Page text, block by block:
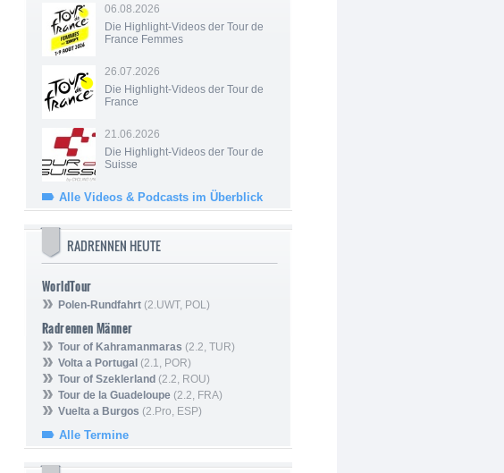
06.08.2026
Die Highlight-Videos der Tour de
France Femmes
26.07.2026
Die Highlight-Videos der Tour de
France
21.06.2026
Die Highlight-Videos der Tour de
Suisse
Alle Videos & Podcasts im Überblick
RADRENNEN HEUTE
WorldTour
Polen-Rundfahrt (2.UWT, POL)
Radrennen Männer
Tour of Kahramanmaras (2.2, TUR)
Volta a Portugal (2.1, POR)
Tour of Szeklerland (2.2, ROU)
Tour de la Guadeloupe (2.2, FRA)
Vuelta a Burgos (2.Pro, ESP)
Alle Termine